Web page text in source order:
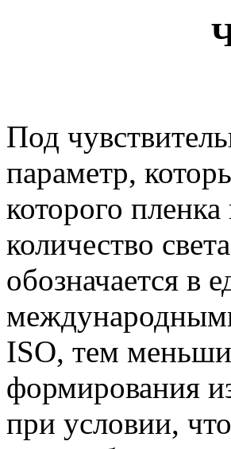
Под
параметр,
которого
количество
обозначается в
ISO, тем
формирования
при условии,